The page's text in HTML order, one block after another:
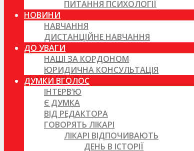
ПИТАННЯ ПСИХОЛОГІЇ
НОВИНИ
НАВЧАННЯ
ДИСТАНЦІЙНЕ НАВЧАННЯ
ДО УВАГИ
НАШІ ЗА КОРДОНОМ
ЮРИДИЧНА КОНСУЛЬТАЦІЯ
ДУМКИ ВГОЛОС
ІНТЕРВ’Ю
Є ДУМКА
ВІД РЕДАКТОРА
ГОВОРЯТЬ ЛІКАРІ
ЛІКАРІ ВІДПОЧИВАЮТЬ
ДЕНЬ В ІСТОРІЇ